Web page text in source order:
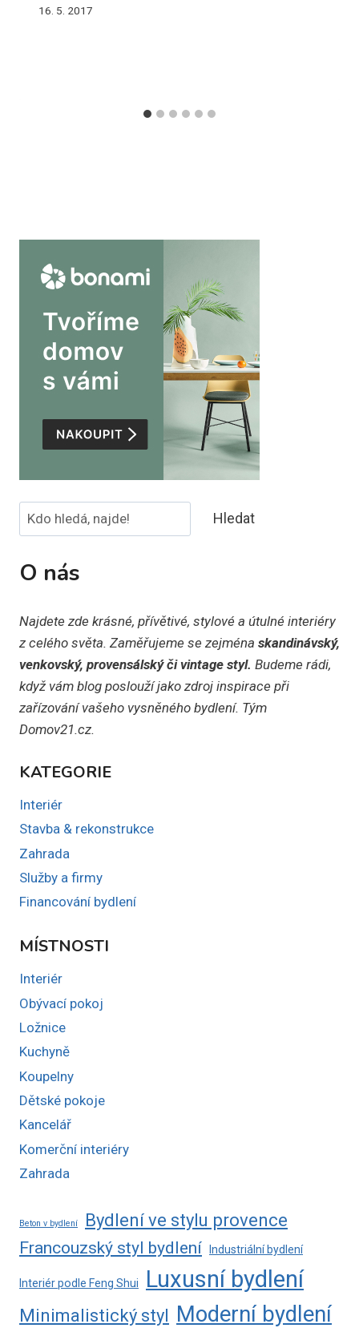
16. 5. 2017
Hledat Hledat
O nás
Najdete zde krásné, přívětivé, stylové a útulné interiéry
z celého světa. Zaměřujeme se zejména skandinávský,
venkovský, provensálský či vintage styl. Budeme rádi,
když vám blog poslouží jako zdroj inspirace při
zařízování vašeho vysněného bydlení. Tým
Domov21.cz.
KATEGORIE
Interiér
Stavba & rekonstrukce
Zahrada
Služby a firmy
Financování bydlení
MÍSTNOSTI
Interiér
Obývací pokoj
Ložnice
Kuchyně
Koupelny
Dětské pokoje
Kancelář
Komerční interiéry
Zahrada
Beton v bydlení
Bydlení ve stylu provence
Francouzský styl bydlení
Industriální bydlení
Interiér podle Feng Shui Luxusní bydlení
Minimalistický styl Moderní bydlení